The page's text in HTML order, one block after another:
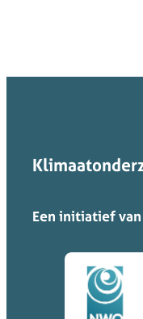
Een initiatief van